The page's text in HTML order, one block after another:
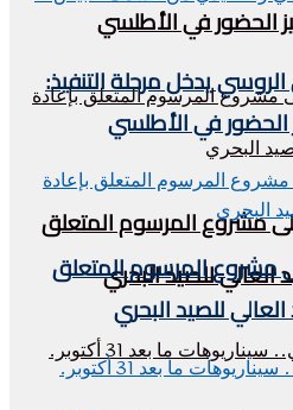
الحضور في الأطلسي
مشروع المرسوم المتعلق
العالي للصيد البحري
يدخل مرحلة التنفيذ:
في الأطلسي
المرسوم المتعلق
للصيد البحري